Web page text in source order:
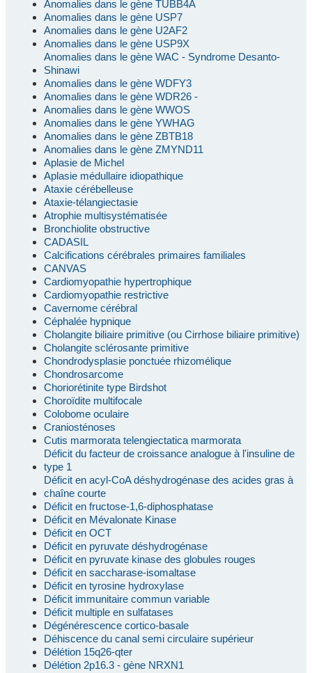
Anomalies dans le gène TUBB4A
Anomalies dans le gène USP7
Anomalies dans le gène U2AF2
Anomalies dans le gène USP9X
Anomalies dans le gène WAC - Syndrome Desanto-
Shinawi
Anomalies dans le gène WDFY3
Anomalies dans le gène WDR26 -
Anomalies dans le gène WWOS
Anomalies dans le gène YWHAG
Anomalies dans le gène ZBTB18
Anomalies dans le gène ZMYND11
Aplasie de Michel
Aplasie médullaire idiopathique
Ataxie cérébelleuse
Ataxie-télangiectasie
Atrophie multisystématisée
Bronchiolite obstructive
CADASIL
Calcifications cérébrales primaires familiales
CANVAS
Cardiomyopathie hypertrophique
Cardiomyopathie restrictive
Cavernome cérébral
Céphalée hypnique
Cholangite biliaire primitive (ou Cirrhose biliaire primitive)
Cholangite sclérosante primitive
Chondrodysplasie ponctuée rhizomélique
Chondrosarcome
Choriorétinite type Birdshot
Choroïdite multifocale
Colobome oculaire
Craniosténoses
Cutis marmorata telengiectatica marmorata
Déficit du facteur de croissance analogue à l'insuline de
type 1
Déficit en acyl-CoA déshydrogénase des acides gras à
chaîne courte
Déficit en fructose-1,6-diphosphatase
Déficit en Mévalonate Kinase
Déficit en OCT
Déficit en pyruvate déshydrogénase
Déficit en pyruvate kinase des globules rouges
Déficit en saccharase-isomaltase
Déficit en tyrosine hydroxylase
Déficit immunitaire commun variable
Déficit multiple en sulfatases
Dégénérescence cortico-basale
Déhiscence du canal semi circulaire supérieur
Délétion 15q26-qter
Délétion 2p16.3 - gène NRXN1